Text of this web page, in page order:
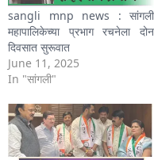
sangli mnp news : सांगली
महापालिकेच्या प्रभाग रचनेला दोन
दिवसात सुरूवात
June 11, 2025
In "सांगली"